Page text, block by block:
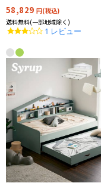
58,829 円(税込)
送料無料(一部地域除く)
3.0
1 レビュー